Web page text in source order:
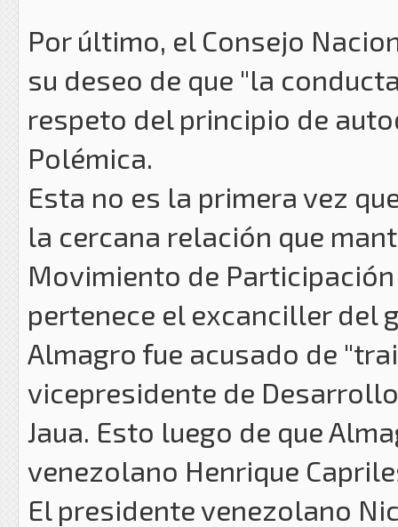
Por último, el Consejo
su deseo de que "la
respeto del principio de
Polémica.
Esta no es la primera vez
la cercana relación que
Movimiento de
pertenece el excanciller del
Almagro fue acusado de
vicepresidente de
Jaua. Esto luego de que
venezolano Henrique
El presidente venezolano